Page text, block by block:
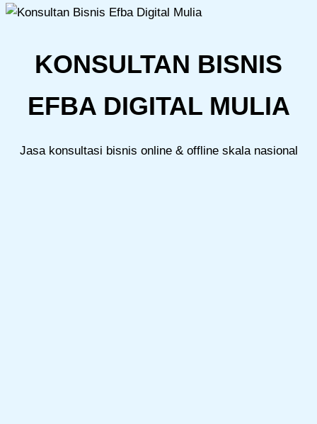
KONSULTAN BISNIS
EFBA DIGITAL MULIA
Jasa konsultasi bisnis online & offline skala nasional